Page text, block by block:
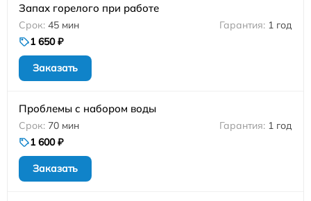
Запах горелого при работе
45 мин
1 год
1 650 ₽
Заказать
Проблемы с набором воды
70 мин
1 год
1 600 ₽
Заказать